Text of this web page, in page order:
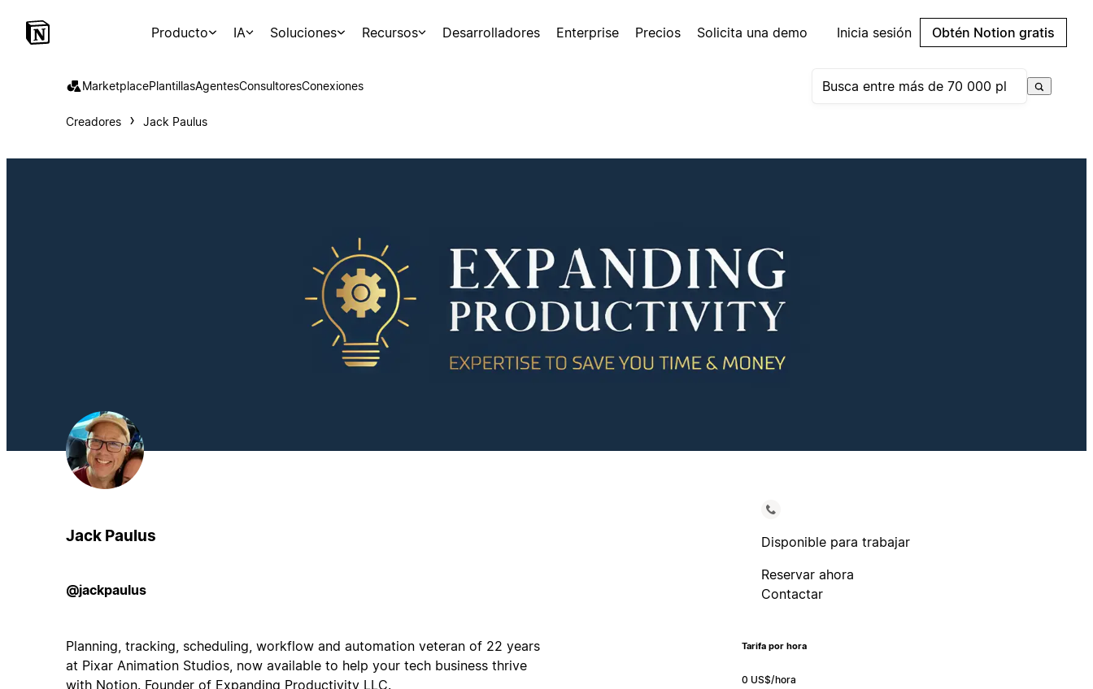
Producto IA Soluciones Recursos Desarrolladores Enterprise Precios Solicita una demo Inicia sesión Obtén Notion gratis
MarketplacePlantillasAgentesConsultoresConexiones
Creadores Jack Paulus
Jack Paulus
@jackpaulus
Planning, tracking, scheduling, workflow and automation veteran of 22 years
at Pixar Animation Studios, now available to help your tech business thrive
with Notion. Founder of Expanding Productivity LLC.
Disponible para trabajar
Reservar ahora
Contactar
Tarifa por hora
0 US$/hora